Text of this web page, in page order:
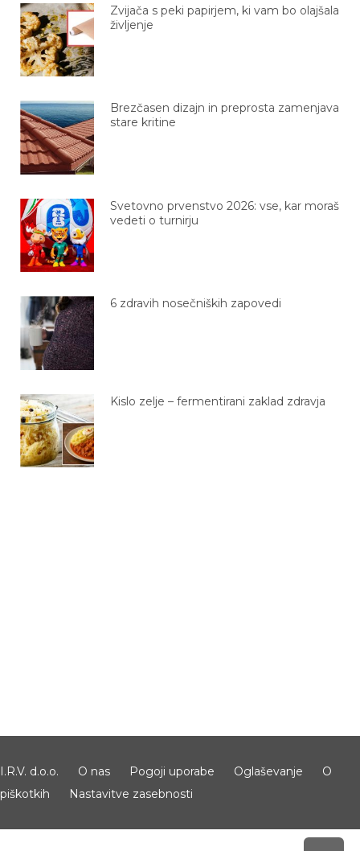
Zvijača s peki papirjem, ki vam bo olajšala
življenje
Brezčasen dizajn in preprosta zamenjava
stare kritine
Svetovno prvenstvo 2026: vse, kar moraš
vedeti o turnirju
6 zdravih nosečniških zapovedi
Kislo zelje – fermentirani zaklad zdravja
I.R.V. d.o.o. O nas Pogoji uporabe Oglaševanje
O
piškotkih
Nastavitve zasebnosti